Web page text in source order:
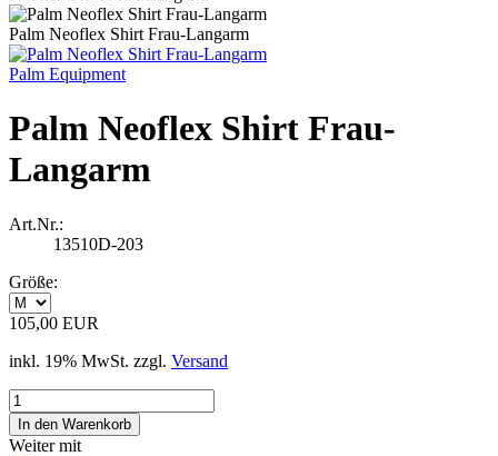
Palm Neoflex Shirt Frau-Langarm
Palm Equipment
Palm Neoflex Shirt Frau-
Langarm
Art.Nr.:
13510D-203
Größe:
105,00 EUR
inkl. 19% MwSt. zzgl. Versand
Weiter mit